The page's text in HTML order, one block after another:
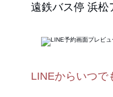
遠鉄バス停 浜松
LINEからいつで